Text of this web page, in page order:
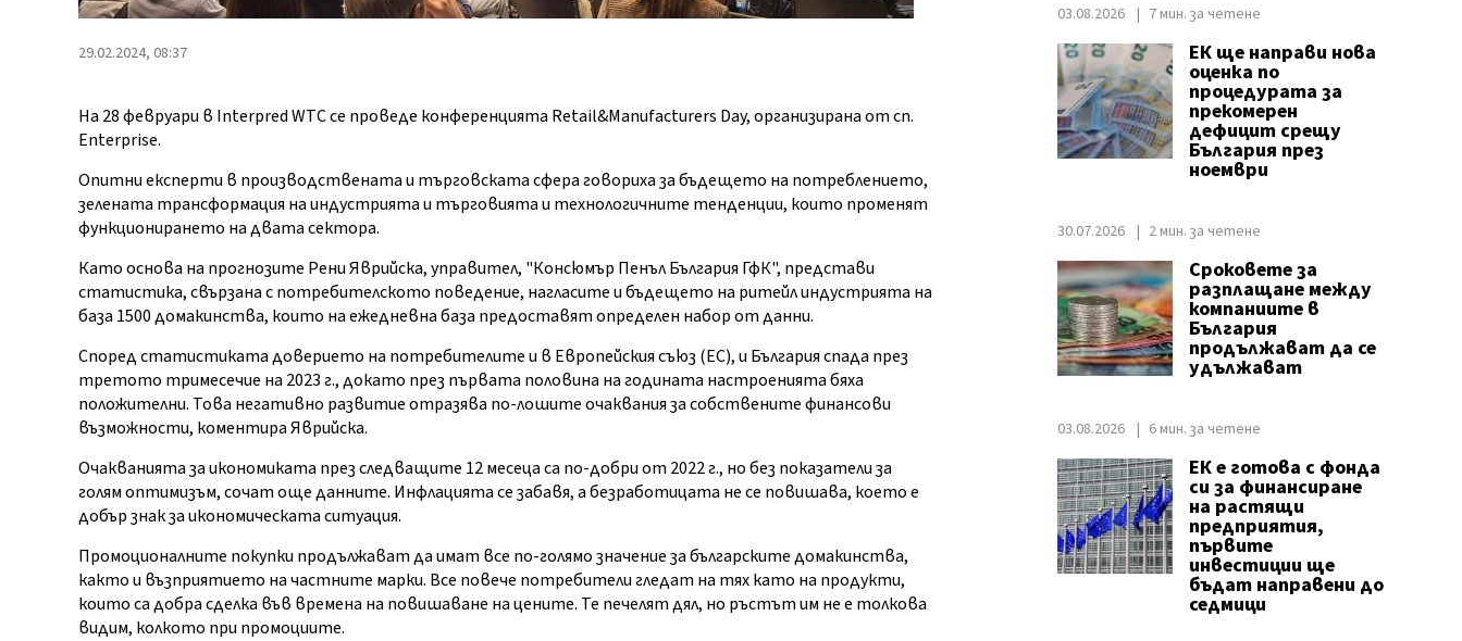
29.02.2024, 08:37
На 28 февруари в Interpred WTC се проведе конференцията Retail&Manufacturers Day, организирана от сп.
Enterprise.
Опитни експерти в производствената и търговската сфера говориха за бъдещето на потреблението,
зелената трансформация на индустрията и търговията и технологичните тенденции, които променят
функционирането на двата сектора.
Като основа на прогнозите Рени Яврийска, управител, "Консюмър Пенъл България ГфК", представи
статистика, свързана с потребителското поведение, нагласите и бъдещето на ритейл индустрията на
база 1500 домакинства, които на ежедневна база предоставят определен набор от данни.
Според статистиката доверието на потребителите и в Европейския съюз (ЕС), и България спада през
третото тримесечие на 2023 г., докато през първата половина на годината настроенията бяха
положителни. Това негативно развитие отразява по-лошите очаквания за собствените финансови
възможности, коментира Яврийска.
Очакванията за икономиката през следващите 12 месеца са по-добри от 2022 г., но без показатели за
голям оптимизъм, сочат още данните. Инфлацията се забавя, а безработицата не се повишава, което е
добър знак за икономическата ситуация.
Промоционалните покупки продължават да имат все по-голямо значение за българските домакинства,
както и възприятието на частните марки. Все повече потребители гледат на тях като на продукти,
които са добра сделка във времена на повишаване на цените. Те печелят дял, но ръстът им не е толкова
видим, колкото при промоциите.
03.08.2026 7 мин. за четене
ЕК ще направи нова
оценка по
процедурата за
прекомерен
дефицит срещу
България през
ноември
30.07.2026 2 мин. за четене
Сроковете за
разплащане между
компаниите в
България
продължават да се
удължават
03.08.2026 6 мин. за четене
ЕК е готова с фонда
си за финансиране
на растящи
предприятия,
първите
инвестиции ще
бъдат направени до
седмици